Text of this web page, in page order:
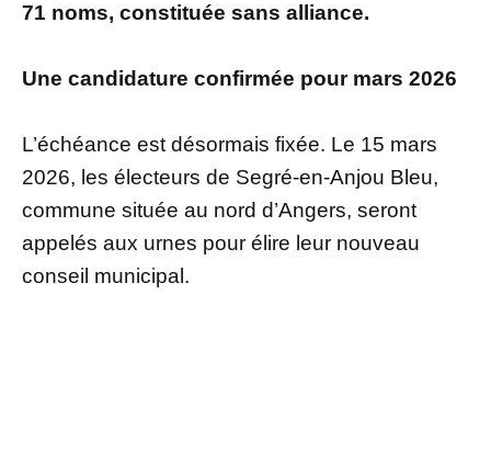
71 noms, constituée sans alliance.
Une candidature confirmée pour mars 2026
L’échéance est désormais fixée. Le 15 mars
2026, les électeurs de Segré-en-Anjou Bleu,
commune située au nord d’Angers, seront
appelés aux urnes pour élire leur nouveau
conseil municipal.